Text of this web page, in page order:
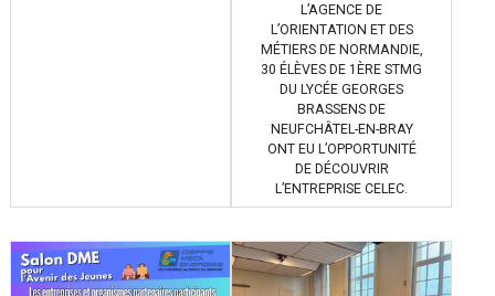
L’AGENCE DE
L’ORIENTATION ET DES
MÉTIERS DE NORMANDIE,
30 ÉLÈVES DE 1ÈRE STMG
DU LYCÉE GEORGES
BRASSENS DE
NEUFCHÂTEL-EN-BRAY
ONT EU L’OPPORTUNITÉ
DE DÉCOUVRIR
L’ENTREPRISE CELEC.